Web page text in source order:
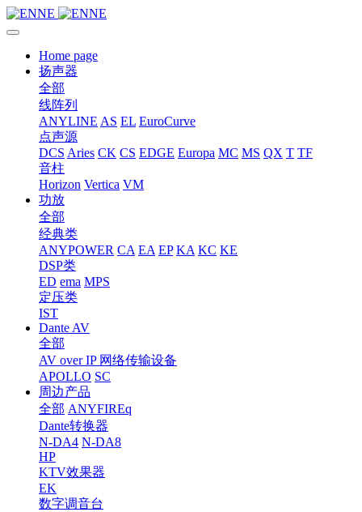
Home page
扬声器
全部
线阵列
ANYLINE AS EL EuroCurve
点声源
DCS Aries CK CS EDGE Europa MC MS QX T TF
音柱
Horizon Vertica VM
功放
全部
经典类
ANYPOWER CA EA EP KA KC KE
DSP类
ED ema MPS
定压类
IST
Dante AV
全部
AV over IP 网络传输设备
APOLLO SC
周边产品
全部 ANYFIREq
Dante转换器
N-DA4 N-DA8
HP
KTV效果器
EK
数字调音台